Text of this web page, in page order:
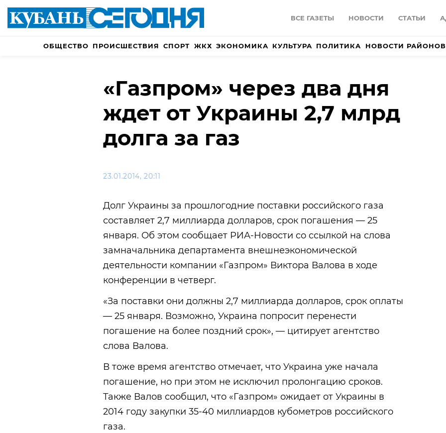
ВСЕ ГАЗЕТЫ НОВОСТИ СТАТЬИ
ОБЩЕСТВО ПРОИСШЕСТВИЯ СПОРТ ЖКХ ЭКОНОМИКА КУЛЬТУРА ПОЛИТИКА НОВОСТИ РАЙОНОВ
«Газпром» через два дня
ждет от Украины 2,7 млрд
долга за газ
23.01.2014, 20:11
Долг Украины за прошлогодние поставки российского газа
составляет 2,7 миллиарда долларов, срок погашения — 25
января. Об этом сообщает РИА-Новости со ссылкой на слова
замначальника департамента внешнеэкономической
деятельности компании «Газпром» Виктора Валова в ходе
конференции в четверг.
«За поставки они должны 2,7 миллиарда долларов, срок оплаты
— 25 января. Возможно, Украина попросит перенести
погашение на более поздний срок», — цитирует агентство
слова Валова.
В тоже время агентство отмечает, что Украина уже начала
погашение, но при этом не исключил пролонгацию сроков.
Также Валов сообщил, что «Газпром» ожидает от Украины в
2014 году закупки 35-40 миллиардов кубометров российского
газа.